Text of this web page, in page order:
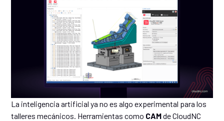
La inteligencia artificial ya no es algo experimental para los
talleres mecánicos. Herramientas como CAMde CloudNC